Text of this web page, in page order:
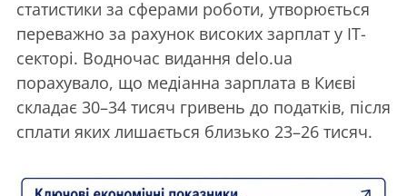
статистики за сферами роботи, утворюється
переважно за рахунок високих зарплат у IT-
секторі. Водночас видання delo.ua
порахувало, що медіанна зарплата в Києві
складає 30–34 тисяч гривень до податків, після
сплати яких лишається близько 23–26 тисяч.